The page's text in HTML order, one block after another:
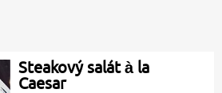
Steakový salát à la
Caesar